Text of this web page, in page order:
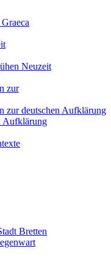
Neuzeit
zur
zur deutschen Aufklärung
Aufklärung
Bretten